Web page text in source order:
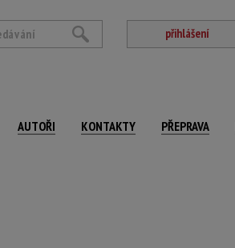
přihlášení
AUTOŘI KONTAKTY PŘEPRAVA